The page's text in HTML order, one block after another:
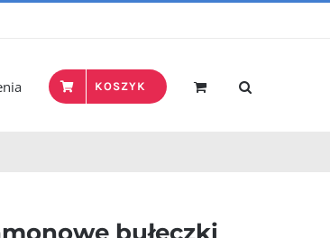
KOSZYK